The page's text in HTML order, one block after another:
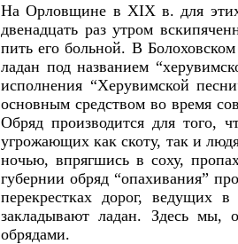
На Орловщине в XIX в. для
двенадцать раз утром
пить его больной. В
ладан под названием
исполнения “Херувимской
основным средством во время
Обряд производится для того,
угрожающих как скоту, так и
ночью, впрягшись в соху,
губернии обряд “опахивания”
перекрестках дорог, ведущих
закладывают ладан. Здесь мы,
обрядами.